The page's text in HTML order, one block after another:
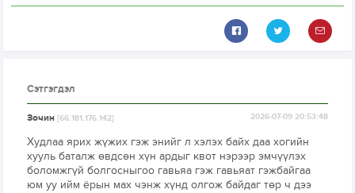
Сэтгэгдэл
Зочин[66.181.176.142] 2026-07-09 20:53:48
Худлаа ярих жүжих гэж энийг л хэлэх байх даа хогийн
хууль баталж өвдсөн хүн ардыг квот нэрээр эмчүүлэх
боломжгүй болгосныгоо гавьяа гэж гавьяат гэжбайгаа
юм уу ийм ёрын мах чэнж хүнд олгож байдаг төр ч дээ